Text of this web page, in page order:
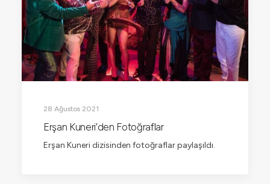
28 Ağustos 2021
Erşan Kuneri’den Fotoğraflar
Erşan Kuneri dizisinden fotoğraflar paylaşıldı.